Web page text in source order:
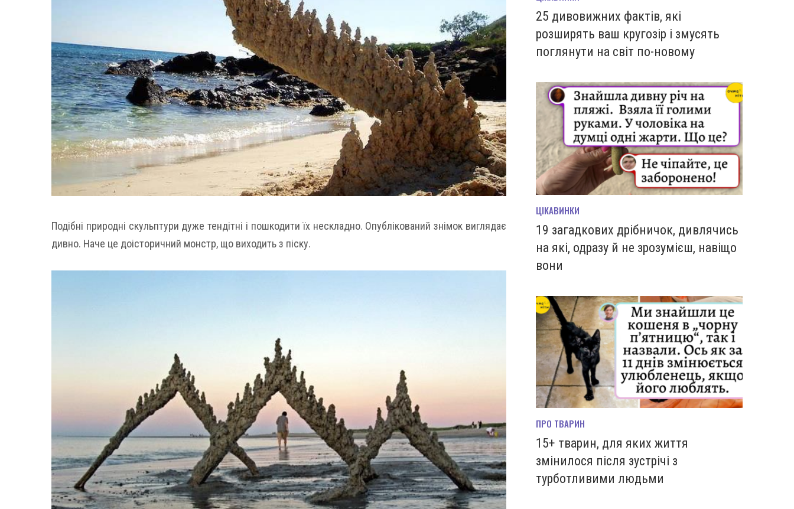
Подібні природні скульптури дуже тендітні і пошкодити їх нескладно. Опублікований знімок виглядає
дивно. Наче це доісторичний монстр, що виходить з піску.
25 дивовижних фактів, які
розширять ваш кругозір і змусять
поглянути на світ по-новому
ЦІКАВИНКИ
19 загадкових дрібничок, дивлячись
на які, одразу й не зрозумієш, навіщо
вони
ПРО ТВАРИН
15+ тварин, для яких життя
змінилося після зустрічі з
турботливими людьми